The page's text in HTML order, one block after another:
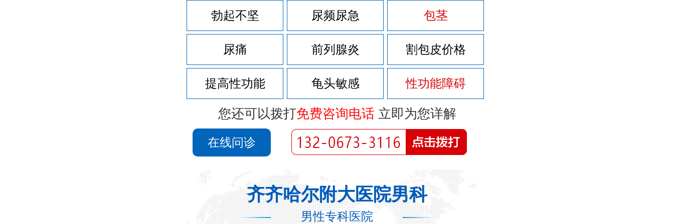
勃起不坚 尿频尿急 包茎
尿痛 前列腺炎 割包皮价格
提高性功能 龟头敏感 性功能障碍
您还可以拨打免费咨询电话立即为您详解
在线问诊
齐齐哈尔附大医院男科
男性专科医院